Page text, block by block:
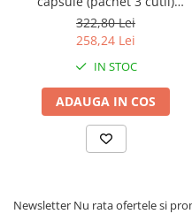
Mod de administrare:
1
pahar mare cu apă. Se
durata administrării.
zile consecutive.
Zephyr Labs
322,80 Lei
258,24 Lei
IN STOC
ADAUGA IN COS
Newsletter Nu rata ofertele si